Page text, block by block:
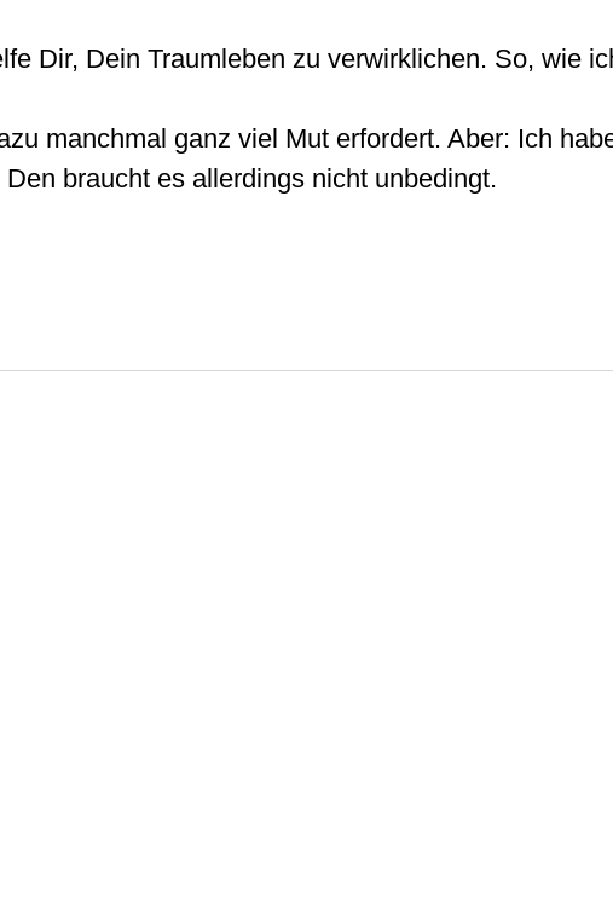
Dir, Dein Traumleben zu verwirklichen. So, wie
manchmal ganz viel Mut erfordert. Aber: Ich
braucht es allerdings nicht unbedingt.